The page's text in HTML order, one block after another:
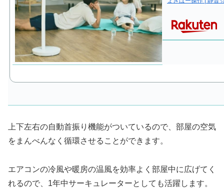
上下左右の自動首振り機能がついているので、部屋の空気
をまんべんなく循環させることができます。
エアコンの冷風や暖房の温風を効率よく部屋中に広げてく
れるので、1年中サーキュレーターとしても活躍します。